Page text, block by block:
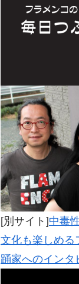
[別サイト]中毒
文化も楽しめる
踊家へのインタ